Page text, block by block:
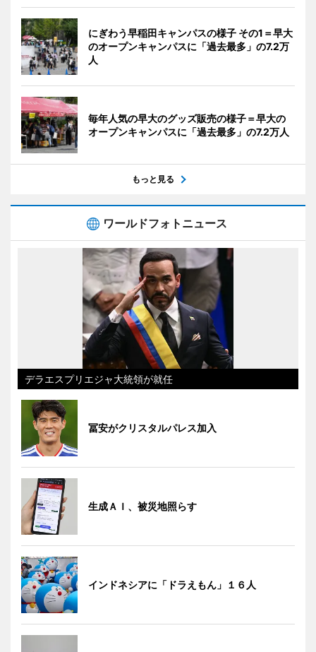
にぎわう早稲田キャンパスの様子 その1＝早大
のオープンキャンパスに「過去最多」の7.2万
人
毎年人気の早大のグッズ販売の様子＝早大の
オープンキャンパスに「過去最多」の7.2万人
もっと見る
ワールドフォトニュース
デラエスプリエジャ大統領が就任
冨安がクリスタルパレス加入
生成ＡＩ、被災地照らす
インドネシアに「ドラえもん」１６人